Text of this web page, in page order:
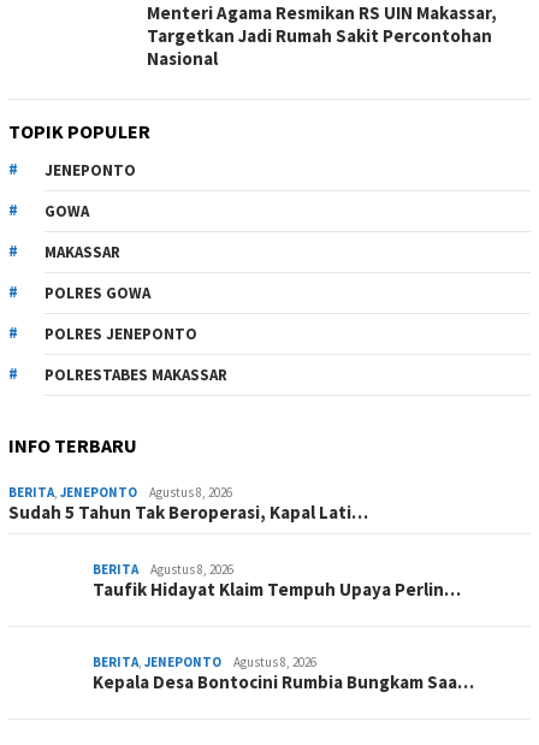
Menteri Agama Resmikan RS UIN Makassar,
Targetkan Jadi Rumah Sakit Percontohan
Nasional
TOPIK POPULER
JENEPONTO
GOWA
MAKASSAR
POLRES GOWA
POLRES JENEPONTO
POLRESTABES MAKASSAR
INFO TERBARU
BERITA, JENEPONTO Agustus 8, 2026
Sudah 5 Tahun Tak Beroperasi, Kapal Lati…
BERITA Agustus 8, 2026
Taufik Hidayat Klaim Tempuh Upaya Perlin…
BERITA, JENEPONTO Agustus 8, 2026
Kepala Desa Bontocini Rumbia Bungkam Saa…